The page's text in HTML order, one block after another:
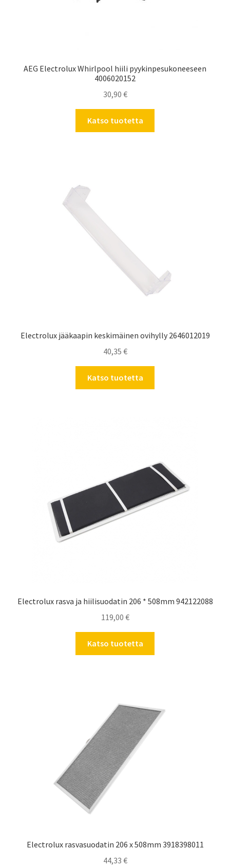
AEG Electrolux Whirlpool hiili pyykinpesukoneeseen
4006020152
30,90 €
Katso tuotetta
Electrolux jääkaapin keskimäinen ovihylly 2646012019
40,35 €
Katso tuotetta
Electrolux rasva ja hiilisuodatin 206 * 508mm 942122088
119,00 €
Katso tuotetta
Electrolux rasvasuodatin 206 x 508mm 3918398011
44,33 €